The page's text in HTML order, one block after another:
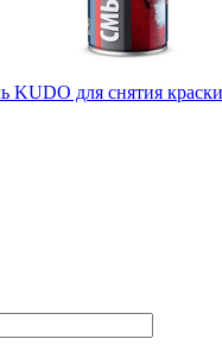
KUDO для снятия